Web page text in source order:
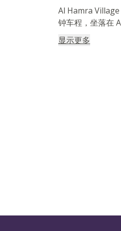
Al Hamra
钟车程，坐落在
显示更多